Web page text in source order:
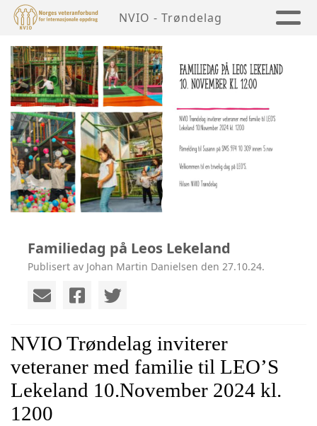
NVIO - Trøndelag
Familiedag på Leos Lekeland
Publisert av Johan Martin Danielsen den 27.10.24.
NVIO Trøndelag inviterer
veteraner med familie til LEO’S
Lekeland 10.November 2024 kl.
1200